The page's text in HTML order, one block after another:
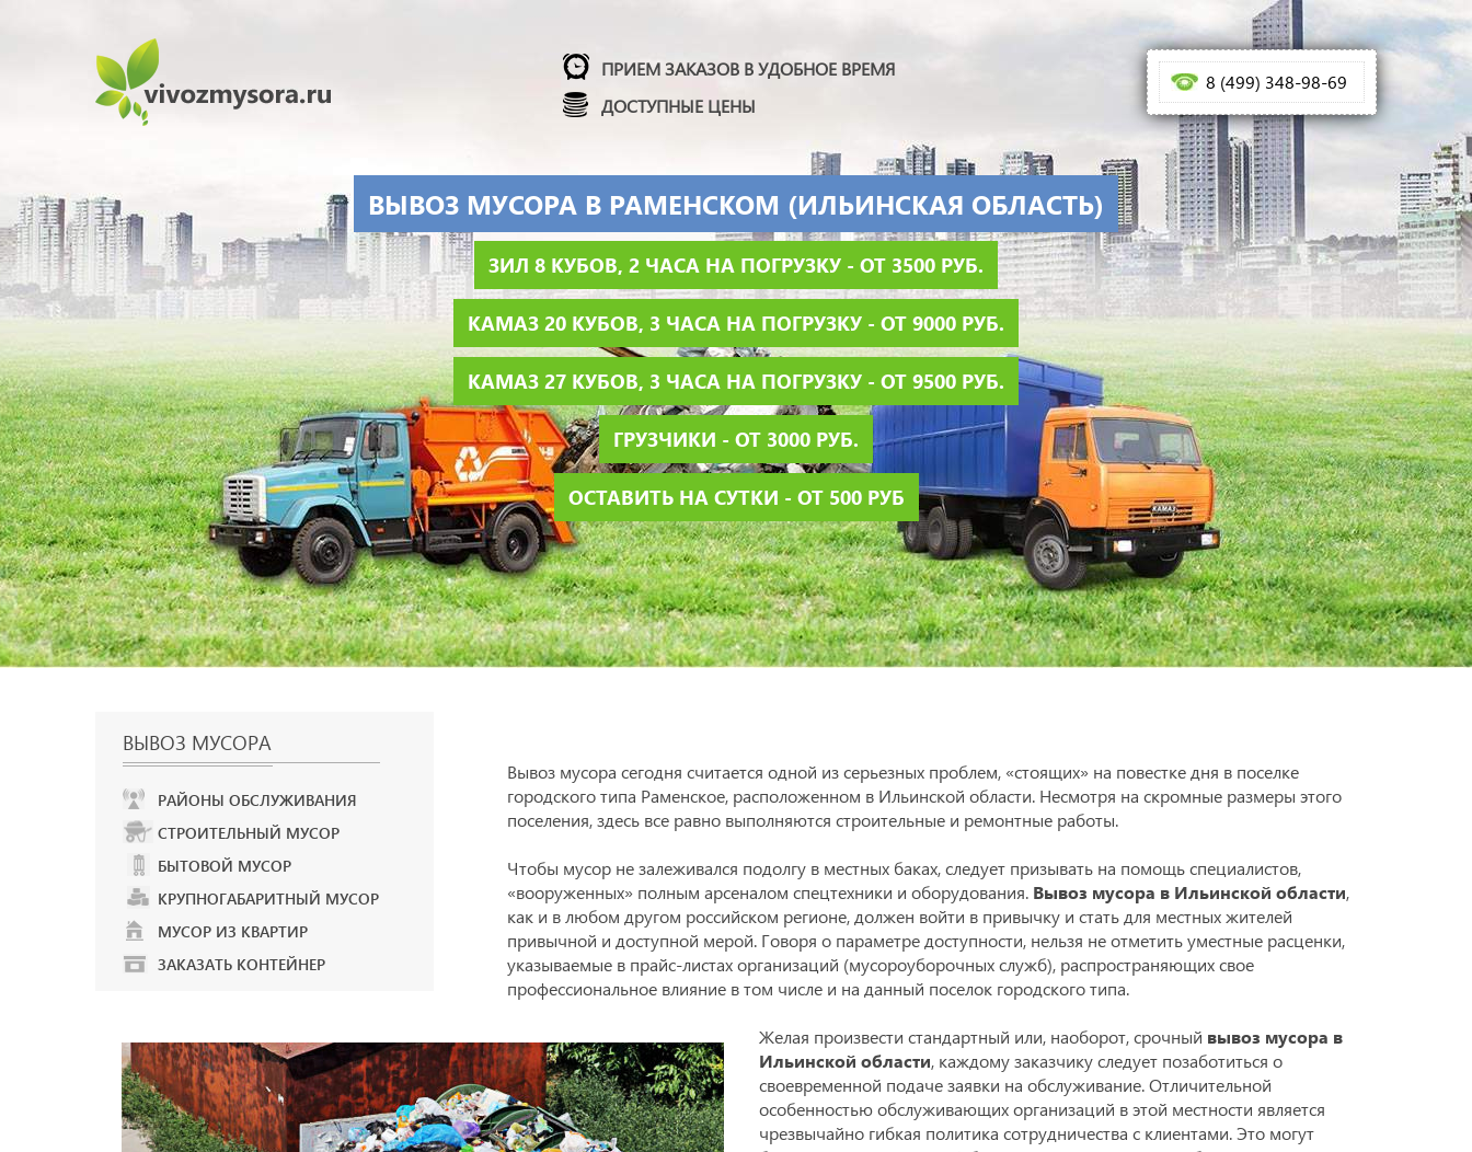
ПРИЕМ ЗАКАЗОВ В УДОБНОЕ ВРЕМЯ
ДОСТУПНЫЕ ЦЕНЫ
8 (499) 348-98-69
ВЫВОЗ МУСОРА В РАМЕНСКОМ (ИЛЬИНСКАЯ ОБЛАСТЬ)
ЗИЛ 8 КУБОВ, 2 ЧАСА НА ПОГРУЗКУ - ОТ 3500 РУБ.
КАМАЗ 20 КУБОВ, 3 ЧАСА НА ПОГРУЗКУ - ОТ 9000 РУБ.
КАМАЗ 27 КУБОВ, 3 ЧАСА НА ПОГРУЗКУ - ОТ 9500 РУБ.
ГРУЗЧИКИ - ОТ 3000 РУБ.
ОСТАВИТЬ НА СУТКИ - ОТ 500 РУБ
ВЫВОЗ МУСОРА
РАЙОНЫ ОБСЛУЖИВАНИЯ
СТРОИТЕЛЬНЫЙ МУСОР
БЫТОВОЙ МУСОР
КРУПНОГАБАРИТНЫЙ МУСОР
МУСОР ИЗ КВАРТИР
ЗАКАЗАТЬ КОНТЕЙНЕР
Вывоз мусора сегодня считается одной из серьезных проблем, «стоящих» на повестке дня в поселке
городского типа Раменское, расположенном в Ильинской области. Несмотря на скромные размеры этого
поселения, здесь все равно выполняются строительные и ремонтные работы.
Чтобы мусор не залеживался подолгу в местных баках, следует призывать на помощь специалистов,
«вооруженных» полным арсеналом спецтехники и оборудования. Вывоз мусора в Ильинской области,
как и в любом другом российском регионе, должен войти в привычку и стать для местных жителей
привычной и доступной мерой. Говоря о параметре доступности, нельзя не отметить уместные расценки,
указываемые в прайс-листах организаций (мусороуборочных служб), распространяющих свое
профессиональное влияние в том числе и на данный поселок городского типа.
Желая произвести стандартный или, наоборот, срочный вывоз мусора в
Ильинской области, каждому заказчику следует позаботиться о
своевременной подаче заявки на обслуживание. Отличительной
особенностью обслуживающих организаций в этой местности является
чрезвычайно гибкая политика сотрудничества с клиентами. Это могут